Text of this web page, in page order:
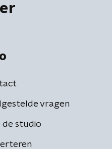
vragen
de studio